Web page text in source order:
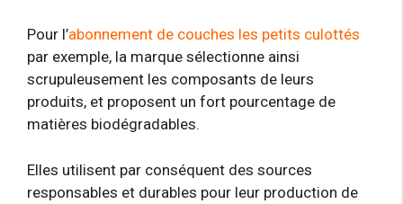
Pour l’abonnement de couches les petits culottés
par exemple, la marque sélectionne ainsi
scrupuleusement les composants de leurs
produits, et proposent un fort pourcentage de
matières biodégradables.
Elles utilisent par conséquent des sources
responsables et durables pour leur production de